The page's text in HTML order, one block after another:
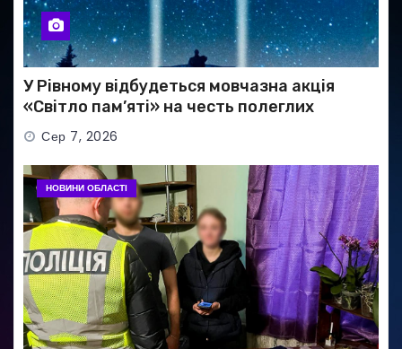
У Рівному відбудеться мовчазна акція
«Світло пам’яті» на честь полеглих
Захисників
Сер 7, 2026
НОВИНИ ОБЛАСТІ